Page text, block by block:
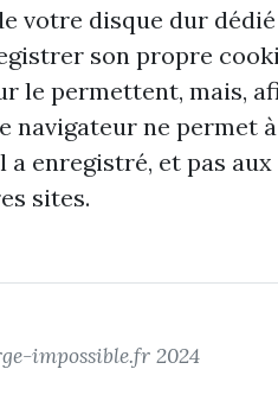
votre disque dur
son propre
le permettent, mais,
navigateur ne permet
a enregistré, et pas aux
sites.
impossible.fr 2024